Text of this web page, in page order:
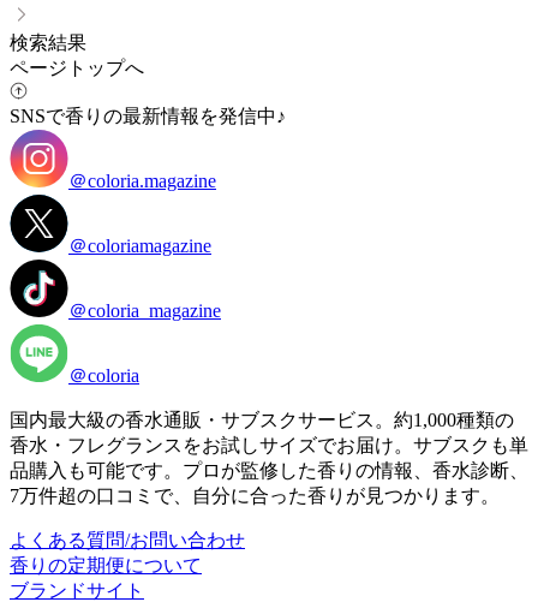
検索結果
ページトップへ
SNSで香りの最新情報を発信中♪
＠coloria.magazine
＠coloriamagazine
＠coloria_magazine
＠coloria
国内最大級の香水通販・サブスクサービス。約1,000種類の
香水・フレグランスをお試しサイズでお届け。サブスクも単
品購入も可能です。プロが監修した香りの情報、香水診断、
7万件超の口コミで、自分に合った香りが見つかります。
よくある質問/お問い合わせ
香りの定期便について
ブランドサイト